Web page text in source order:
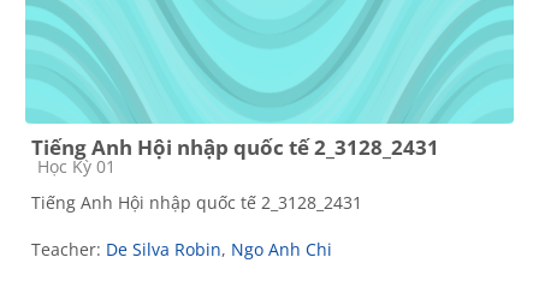
Tiếng Anh Hội nhập quốc tế 2_3128_2431
Course category
Học Kỳ 01
Tiếng Anh Hội nhập quốc tế 2_3128_2431
Teacher: De Silva Robin, Ngo Anh Chi